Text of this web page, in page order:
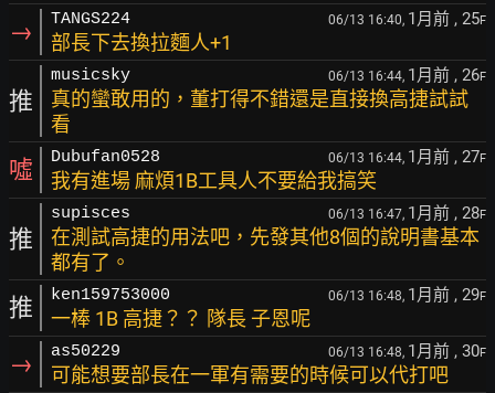
→ TANGS224 06/13 16:40, 1月前 , 25F
部長下去換拉麵人+1
推
musicsky 06/13 16:44, 1月前 , 26F
真的蠻敢用的，董打得不錯還是直接換高捷試試
看
噓 Dubufan0528 06/13 16:44, 1月前 , 27F
我有進場 麻煩1B工具人不要給我搞笑
推
supisces 06/13 16:47, 1月前 , 28F
在測試高捷的用法吧，先發其他8個的說明書基本
都有了。
推 ken159753000 06/13 16:48, 1月前 , 29F
一棒 1B 高捷？？ 隊長 子恩呢
→ as50229 06/13 16:48, 1月前 , 30F
可能想要部長在一軍有需要的時候可以代打吧